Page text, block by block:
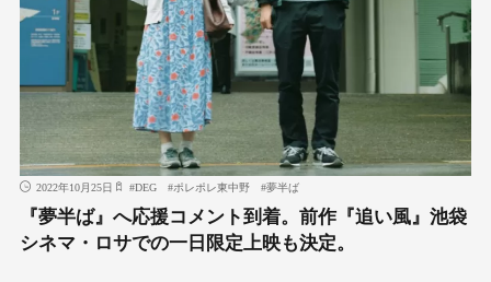
2022年10月25日 #DEG #ポレポレ東中野 #夢半ば
『夢半ば』へ応援コメント到着。前作『追い風』池袋
シネマ・ロサでの一日限定上映も決定。